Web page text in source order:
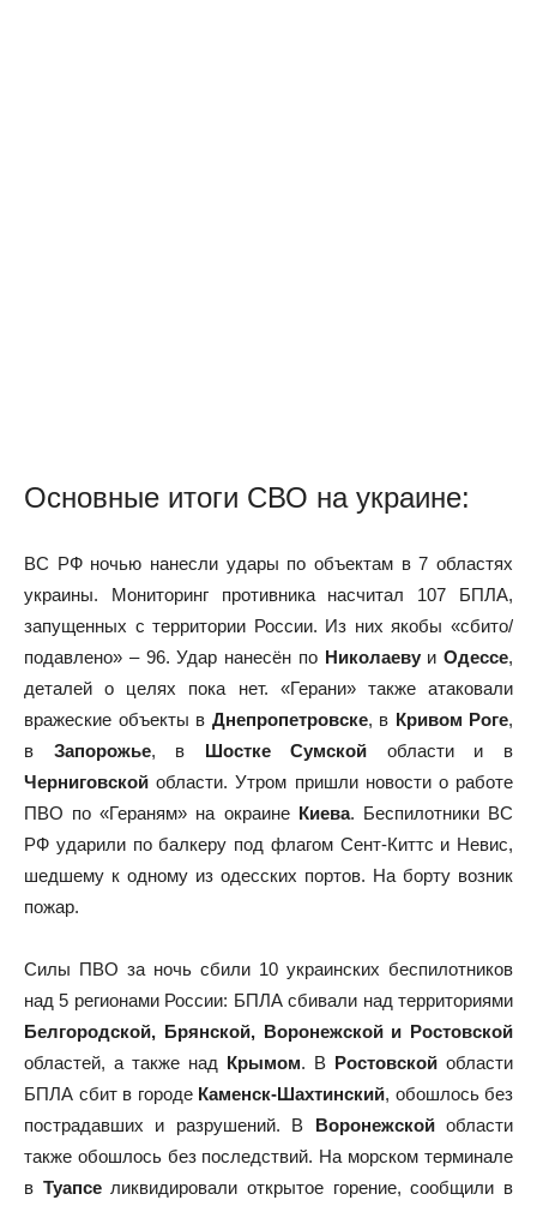
Основные итоги СВО на украине:
ВС РФ ночью нанесли удары по объектам в 7 областях
украины. Мониторинг противника насчитал 107 БПЛА,
запущенных с территории России. Из них якобы «сбито/
подавлено» – 96. Удар нанесён по Николаевуи Одессе,
деталей о целях пока нет. «Герани» также атаковали
вражеские объекты в Днепропетровске, в Кривом Роге,
в Запорожье, в Шостке Сумской области и в
Черниговской области. Утром пришли новости о работе
ПВО по «Гераням» на окраине Киева. Беспилотники ВС
РФ ударили по балкеру под флагом Сент-Киттс и Невис,
шедшему к одному из одесских портов. На борту возник
пожар.
Силы ПВО за ночь сбили 10 украинских беспилотников
над 5 регионами России: БПЛА сбивали над территориями
Белгородской, Брянской, Воронежской и Ростовской
областей, а также над Крымом. В Ростовской области
БПЛА сбит в городе Каменск-Шахтинский, обошлось без
пострадавших и разрушений. В Воронежскойобласти
также обошлось без последствий. На морском терминале
в Туапселиквидировали открытое горение, сообщили в